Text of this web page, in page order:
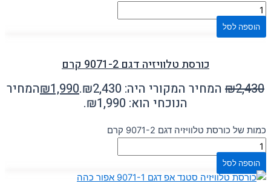
הוספה לסל
כורסת טלוויזיה דגם 9071-2 קרם
₪2,430 המחיר המקורי היה: ₪2,430. ₪1,990
המחיר
הנוכחי הוא: ₪1,990.
כמות של כורסת טלוויזיה דגם 9071-2 קרם
הוספה לסל